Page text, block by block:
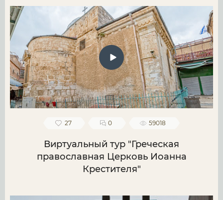
27 0 59018
Виртуальный тур "Греческая
православная Церковь Иоанна
Крестителя"